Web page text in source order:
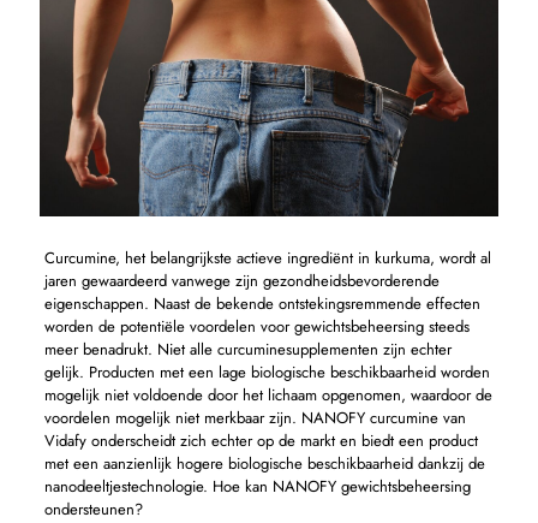
Curcumine, het belangrijkste actieve ingrediënt in kurkuma, wordt al
jaren gewaardeerd vanwege zijn gezondheidsbevorderende
eigenschappen. Naast de bekende ontstekingsremmende effecten
worden de potentiële voordelen voor gewichtsbeheersing steeds
meer benadrukt. Niet alle curcuminesupplementen zijn echter
gelijk. Producten met een lage biologische beschikbaarheid worden
mogelijk niet voldoende door het lichaam opgenomen, waardoor de
voordelen mogelijk niet merkbaar zijn. NANOFY curcumine van
Vidafy onderscheidt zich echter op de markt en biedt een product
met een aanzienlijk hogere biologische beschikbaarheid dankzij de
nanodeeltjestechnologie. Hoe kan NANOFY gewichtsbeheersing
ondersteunen?